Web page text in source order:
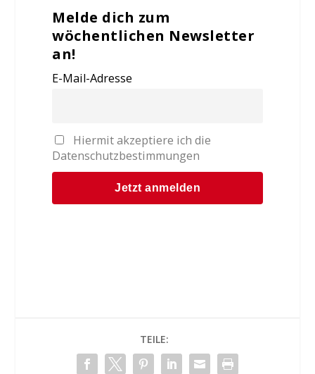
Melde dich zum
wöchentlichen Newsletter
an!
E-Mail-Adresse
Hiermit akzeptiere ich die
Datenschutzbestimmungen
TEILE: